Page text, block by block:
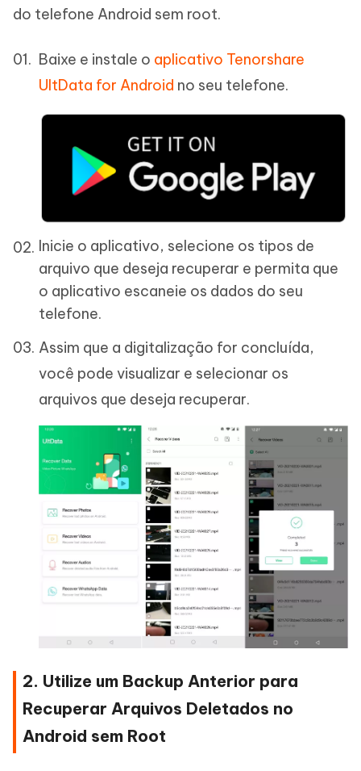
do telefone Android sem root.
Baixe e instale o aplicativo Tenorshare
UltData for Android no seu telefone.
Inicie o aplicativo, selecione os tipos de
arquivo que deseja recuperar e permita que
o aplicativo escaneie os dados do seu
telefone.
Assim que a digitalização for concluída,
você pode visualizar e selecionar os
arquivos que deseja recuperar.
2. Utilize um Backup Anterior para
Recuperar Arquivos Deletados no
Android sem Root